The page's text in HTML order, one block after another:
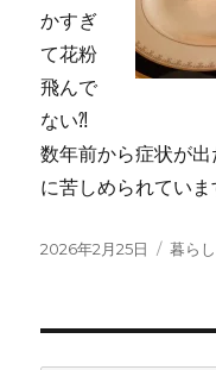
かすぎ
て花粉
飛んで
ない⁈
数年前から症状が
に苦しめられていま
投
2026年2月25日
カ
暮らし